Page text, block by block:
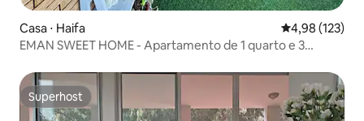
Casa ⋅ Haifa 4,98 de uma
4,98 (123)
EMAN SWEET HOME - Apartamento de 1 quarto e 3
Superhost
Superhost